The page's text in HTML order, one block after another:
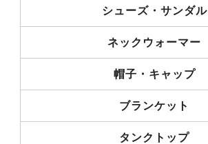
シューズ・サンダル
ネックウォーマー
帽子・キャップ
ブランケット
タンクトップ